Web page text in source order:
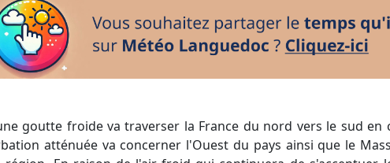
goutte froide va traverser la France du nord vers le sud en
atténuée va concerner l'Ouest du pays ainsi que le